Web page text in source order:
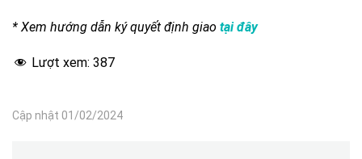
* Xem hướng dẫn ký quyết định giao tại đây
Lượt xem: 387
Cập nhật 01/02/2024